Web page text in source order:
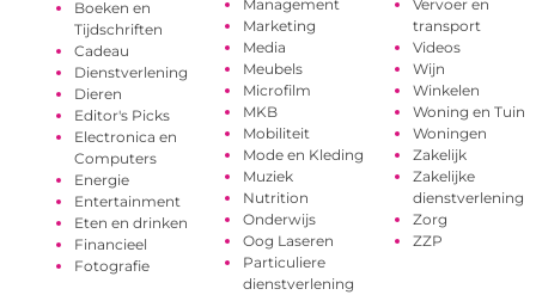
Boeken en
Tijdschriften
Cadeau
Dienstverlening
Dieren
Editor's Picks
Electronica en
Computers
Energie
Entertainment
Eten en drinken
Financieel
Fotografie
Management
Marketing
Media
Meubels
Microfilm
MKB
Mobiliteit
Mode en Kleding
Muziek
Nutrition
Onderwijs
Oog Laseren
Particuliere
dienstverlening
Vervoer en
transport
Videos
Wijn
Winkelen
Woning en Tuin
Woningen
Zakelijk
Zakelijke
dienstverlening
Zorg
ZZP